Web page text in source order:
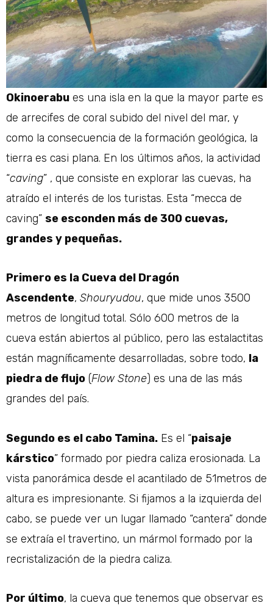
Okinoerabu es una isla en la que la mayor parte es
de arrecifes de coral subido del nivel del mar, y
como la consecuencia de la formación geológica, la
tierra es casi plana. En los últimos años, la actividad
“caving” , que consiste en explorar las cuevas, ha
atraído el interés de los turistas. Esta “mecca de
caving” se esconden más de 300 cuevas,
grandes y pequeñas.
Primero es la Cueva del Dragón
Ascendente, Shouryudou, que mide unos 3500
metros de longitud total. Sólo 600 metros de la
cueva están abiertos al público, pero las estalactitas
están magníficamente desarrolladas, sobre todo, la
piedra de flujo (Flow Stone) es una de las más
grandes del país.
Segundo es el cabo Tamina. Es el “paisaje
kárstico” formado por piedra caliza erosionada. La
vista panorámica desde el acantilado de 51metros de
altura es impresionante. Si fijamos a la izquierda del
cabo, se puede ver un lugar llamado “cantera” donde
se extraía el travertino, un mármol formado por la
recristalización de la piedra caliza.
Por último, la cueva que tenemos que observar es